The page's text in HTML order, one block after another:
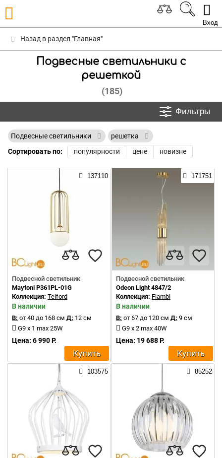
Вход
Назад в раздел "Главная"
Подвесные светильники с
решеткой
(185)
Фильтры
Подвесные светильники
решетка
Сортировать по:
популярности цене новизне
137110
Подвесной светильник
Maytoni P361PL-01G
Коллекция: Telford
В наличии
В: от 40 до 168 см Д: 12 см
G9 x 1 max 25W
Цена: 6 990 Р.
Купить
171751
Подвесной светильник
Odeon Light 4847/2
Коллекция: Flambi
В наличии
В: от 67 до 120 см Д: 9 см
G9 x 2 max 40W
Цена: 19 688 Р.
Купить
103575 85252